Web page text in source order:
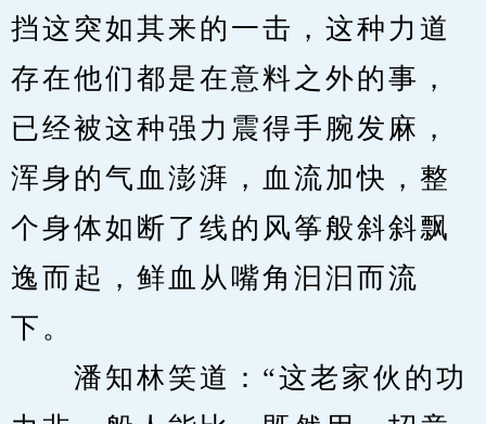
挡这突如其来的一击，这种力道
存在他们都是在意料之外的事，
已经被这种强力震得手腕发麻，
浑身的气血澎湃，血流加快，整
个身体如断了线的风筝般斜斜飘
逸而起，鲜血从嘴角汩汩而流
下。
潘知林笑道：“这老家伙的功